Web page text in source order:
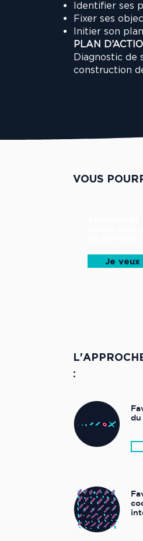
Identifier ses
Fixer ses
Initier son
PLAN
Diagnostic de
construction
VOUS
Je veux
:
du